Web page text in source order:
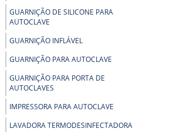
GUARNIÇÃO DE SILICONE PARA
AUTOCLAVE
GUARNIÇÃO INFLÁVEL
GUARNIÇÃO PARA AUTOCLAVE
GUARNIÇÃO PARA PORTA DE
AUTOCLAVES
IMPRESSORA PARA AUTOCLAVE
LAVADORA TERMODESINFECTADORA